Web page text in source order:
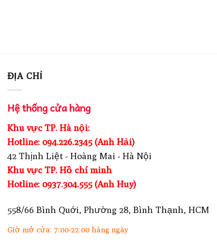
ĐỊA CHỈ
Hệ thống cửa hàng
Khu vực TP. Hà nội:
Hotline: 094.226.2345 (Anh Hải)
42 Thịnh Liệt - Hoàng Mai - Hà Nội
Khu vực TP. Hồ chí minh
Hotline: 0937.304.555 (Anh Huy)
558/66 Bình Quới, Phường 28, Bình Thạnh, HCM
Giờ mở cửa: 7:00-22:00 hàng ngày